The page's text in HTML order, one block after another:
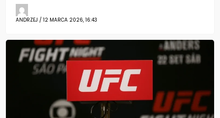
ANDRZEJ / 12 MARCA 2026, 16:43